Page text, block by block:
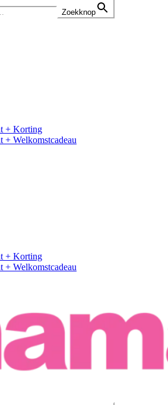
Zoekknop
+ Korting
+ Welkomstcadeau
+ Korting
+ Welkomstcadeau